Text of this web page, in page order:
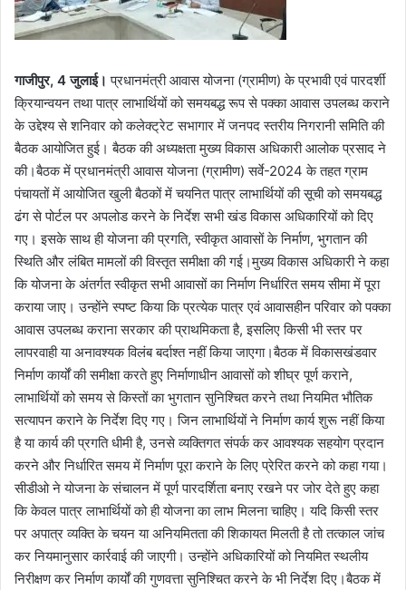
गाजीपुर, 4 जुलाई। प्रधानमंत्री आवास योजना (ग्रामीण) के प्रभावी एवं पारदर्शी
क्रियान्वयन तथा पात्र लाभार्थियों को समयबद्ध रूप से पक्का आवास उपलब्ध कराने
के उद्देश्य से शनिवार को कलेक्ट्रेट सभागार में जनपद स्तरीय निगरानी समिति की
बैठक आयोजित हुई। बैठक की अध्यक्षता मुख्य विकास अधिकारी आलोक प्रसाद ने
की।बैठक में प्रधानमंत्री आवास योजना (ग्रामीण) सर्वे-2024 के तहत ग्राम
पंचायतों में आयोजित खुली बैठकों में चयनित पात्र लाभार्थियों की सूची को समयबद्ध
ढंग से पोर्टल पर अपलोड करने के निर्देश सभी खंड विकास अधिकारियों को दिए
गए। इसके साथ ही योजना की प्रगति, स्वीकृत आवासों के निर्माण, भुगतान की
स्थिति और लंबित मामलों की विस्तृत समीक्षा की गई।मुख्य विकास अधिकारी ने कहा
कि योजना के अंतर्गत स्वीकृत सभी आवासों का निर्माण निर्धारित समय सीमा में पूरा
कराया जाए। उन्होंने स्पष्ट किया कि प्रत्येक पात्र एवं आवासहीन परिवार को पक्का
आवास उपलब्ध कराना सरकार की प्राथमिकता है, इसलिए किसी भी स्तर पर
लापरवाही या अनावश्यक विलंब बर्दाश्त नहीं किया जाएगा।बैठक में विकासखंडवार
निर्माण कार्यों की समीक्षा करते हुए निर्माणाधीन आवासों को शीघ्र पूर्ण कराने,
लाभार्थियों को समय से किस्तों का भुगतान सुनिश्चित करने तथा नियमित भौतिक
सत्यापन कराने के निर्देश दिए गए। जिन लाभार्थियों ने निर्माण कार्य शुरू नहीं किया
है या कार्य की प्रगति धीमी है, उनसे व्यक्तिगत संपर्क कर आवश्यक सहयोग प्रदान
करने और निर्धारित समय में निर्माण पूरा कराने के लिए प्रेरित करने को कहा गया।
सीडीओ ने योजना के संचालन में पूर्ण पारदर्शिता बनाए रखने पर जोर देते हुए कहा
कि केवल पात्र लाभार्थियों को ही योजना का लाभ मिलना चाहिए। यदि किसी स्तर
पर अपात्र व्यक्ति के चयन या अनियमितता की शिकायत मिलती है तो तत्काल जांच
कर नियमानुसार कार्रवाई की जाएगी। उन्होंने अधिकारियों को नियमित स्थलीय
निरीक्षण कर निर्माण कार्यों की गुणवत्ता सुनिश्चित करने के भी निर्देश दिए।बैठक में